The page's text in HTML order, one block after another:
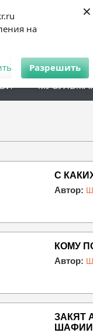
на
Разрешить
×
С
Автор:
КОМУ
Автор:
ЗАКЯТ
ШАФИИ